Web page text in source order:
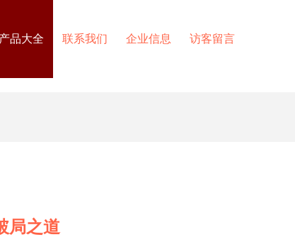
产品大全 联系我们 企业信息 访客留言
局之道